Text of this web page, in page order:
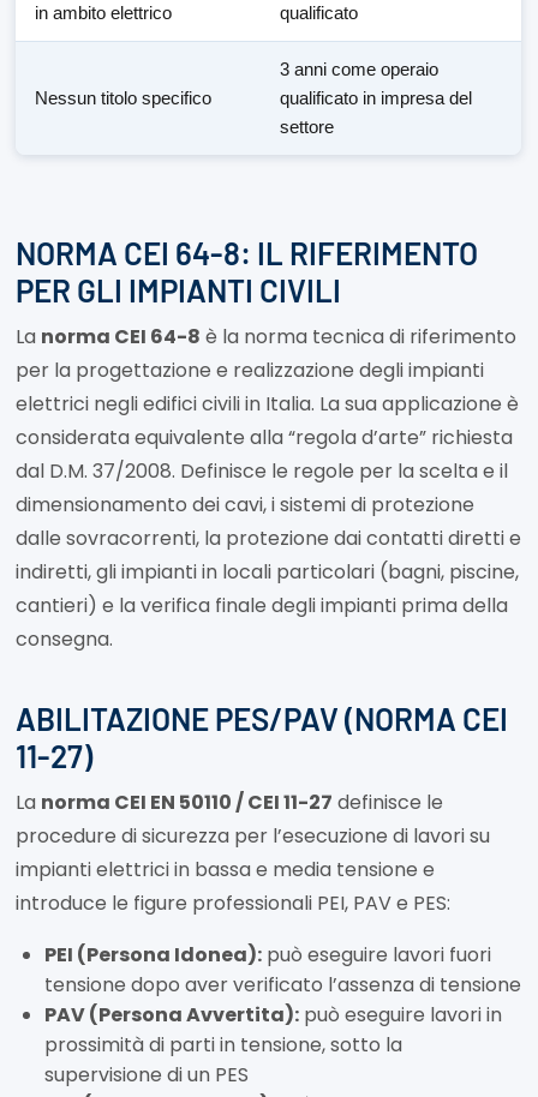
in ambito elettrico
qualificato
Nessun titolo specifico
3 anni come operaio
qualificato in impresa del
settore
NORMA CEI 64-8: IL RIFERIMENTO
PER GLI IMPIANTI CIVILI
La norma CEI 64-8 è la norma tecnica di riferimento
per la progettazione e realizzazione degli impianti
elettrici negli edifici civili in Italia. La sua applicazione è
considerata equivalente alla “regola d’arte” richiesta
dal D.M. 37/2008. Definisce le regole per la scelta e il
dimensionamento dei cavi, i sistemi di protezione
dalle sovracorrenti, la protezione dai contatti diretti e
indiretti, gli impianti in locali particolari (bagni, piscine,
cantieri) e la verifica finale degli impianti prima della
consegna.
ABILITAZIONE PES/PAV (NORMA CEI
11-27)
La norma CEI EN 50110 / CEI 11-27 definisce le
procedure di sicurezza per l’esecuzione di lavori su
impianti elettrici in bassa e media tensione e
introduce le figure professionali PEI, PAV e PES:
PEI (Persona Idonea): può eseguire lavori fuori
tensione dopo aver verificato l’assenza di tensione
PAV (Persona Avvertita): può eseguire lavori in
prossimità di parti in tensione, sotto la
supervisione di un PES